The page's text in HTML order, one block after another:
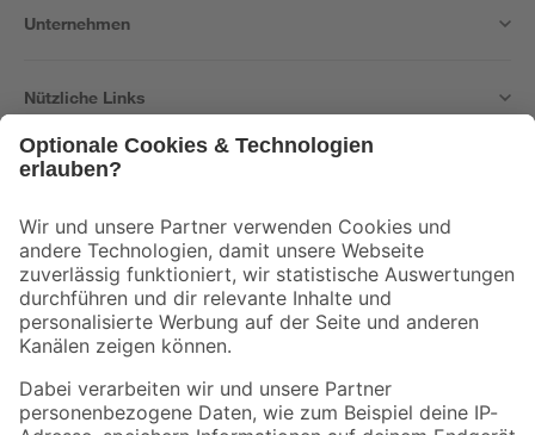
Unternehmen
Nützliche Links
Der toom Newsletter: Keine Angebote und Aktionen mehr verpassen!
Zur Newsletter Anmeldung
Folge uns